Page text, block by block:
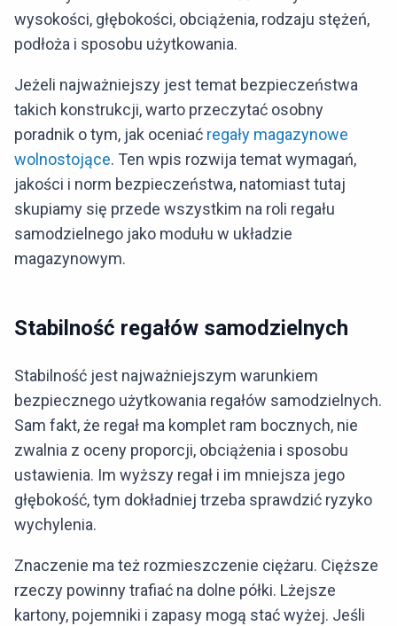
wysokości, głębokości, obciążenia, rodzaju stężeń,
podłoża i sposobu użytkowania.
Jeżeli najważniejszy jest temat bezpieczeństwa
takich konstrukcji, warto przeczytać osobny
poradnik o tym, jak oceniać regały magazynowe
wolnostojące. Ten wpis rozwija temat wymagań,
jakości i norm bezpieczeństwa, natomiast tutaj
skupiamy się przede wszystkim na roli regału
samodzielnego jako modułu w układzie
magazynowym.
Stabilność regałów samodzielnych
Stabilność jest najważniejszym warunkiem
bezpiecznego użytkowania regałów samodzielnych.
Sam fakt, że regał ma komplet ram bocznych, nie
zwalnia z oceny proporcji, obciążenia i sposobu
ustawienia. Im wyższy regał i im mniejsza jego
głębokość, tym dokładniej trzeba sprawdzić ryzyko
wychylenia.
Znaczenie ma też rozmieszczenie ciężaru. Cięższe
rzeczy powinny trafiać na dolne półki. Lżejsze
kartony, pojemniki i zapasy mogą stać wyżej. Jeśli